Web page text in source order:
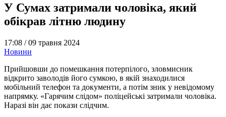
У Сумах затримали чоловіка, який
обікрав літню людину
17:08 /09 травня 2024
Новини
Прийшовши до помешкання потерпілого, зловмисник
відкрито заволодів його сумкою, в якій знаходилися
мобільний телефон та документи, а потім зник у невідомому
напрямку. «Гарячим слідом» поліцейські затримали чоловіка.
Наразі він дає покази слідчим.